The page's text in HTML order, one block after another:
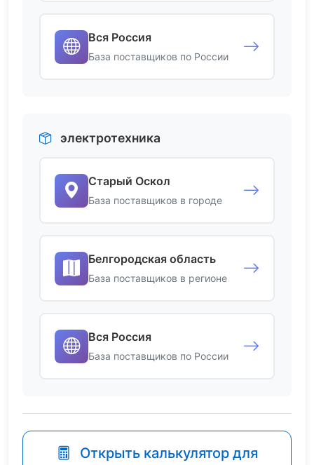
Вся Россия
База поставщиков по России
электротехника
Старый Оскол
База поставщиков в городе
Белгородская область
База поставщиков в регионе
Вся Россия
База поставщиков по России
Открыть калькулятор для